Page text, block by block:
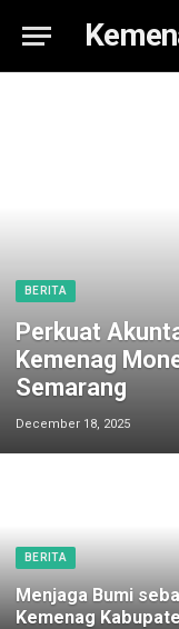
BERITA
Perkuat
Kemenag
Semarang
December 18, 2025
BERITA
Menjaga Bumi
Kemenag